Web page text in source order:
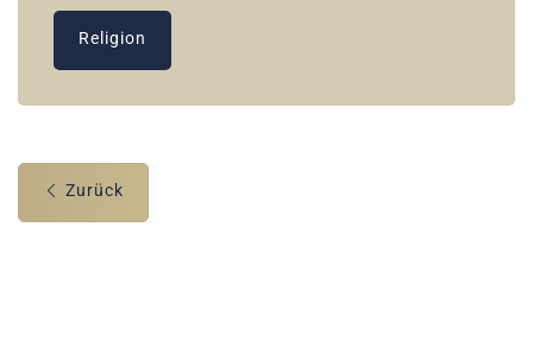
Religion
Zurück